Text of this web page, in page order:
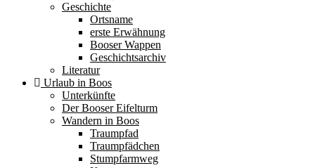
Geschichte
Ortsname
erste Erwähnung
Booser Wappen
Geschichtsarchiv
Literatur
Urlaub in Boos
Unterkünfte
Der Booser Eifelturm
Wandern in Boos
Traumpfad
Traumpfädchen
Stumpfarmweg